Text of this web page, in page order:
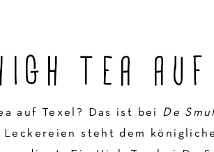
TEA
auf Texel? Das ist bei De
Leckereien steht dem